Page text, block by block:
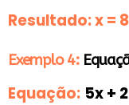
Resultado:x = 8
Exemplo 4:
Equação: 5x +